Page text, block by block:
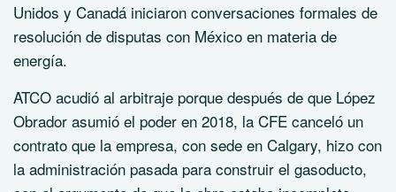
Unidos y Canadá iniciaron conversaciones formales de
resolución de disputas con México en materia de
energía.
ATCO acudió al arbitraje porque después de que López
Obrador asumió el poder en 2018, la CFE canceló un
contrato que la empresa, con sede en Calgary, hizo con
la administración pasada para construir el gasoducto,